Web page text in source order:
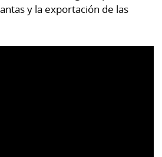
y la exportación de las